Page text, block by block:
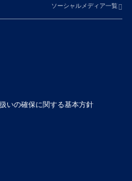
ソーシャルメディア一覧
いの確保に関する基本方針